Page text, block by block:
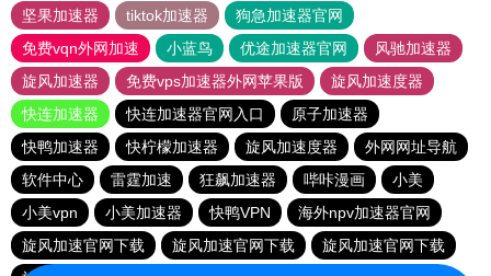
坚果加速器
tiktok加速器
狗急加速器官网
免费vqn外网加速
小蓝鸟 优途加速器官网
风驰加速器
旋风加速器
免费vps加速器外网苹果版
旋风加速度器
快连加速器
快连加速器官网入口
原子加速器
快鸭加速器
快柠檬加速器 旋风加速度器
外网网址导航
软件中心
雷霆加速 狂飙加速器 哔咔漫画
小美
小美vpn
小美加速器 快鸭VPN
海外npv加速器官网
旋风加速官网下载
旋风加速官网下载
旋风加速官网下载